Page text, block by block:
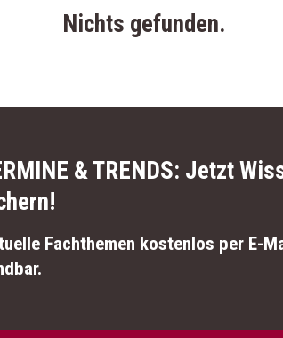
Nichts gefunden.
& TRENDS: Jetzt
Fachthemen kostenlos per E-